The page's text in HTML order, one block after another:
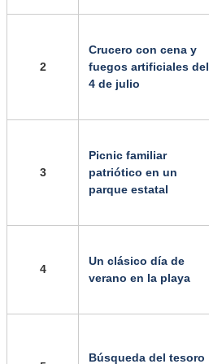
2
Crucero con cena y
fuegos artificiales del
4 de julio
3
Picnic familiar
patriótico en un
parque estatal
4
Un clásico día de
verano en la playa
Búsqueda del tesoro